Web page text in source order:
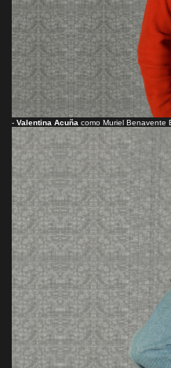
- Valentina Acuña como Muriel Benavente